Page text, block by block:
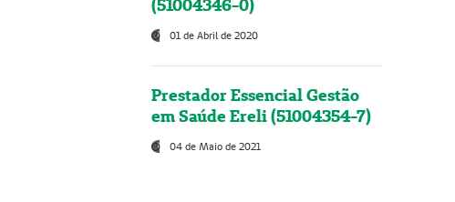
(51004346-0)
01 de Abril de 2020
Prestador Essencial Gestão
em Saúde Ereli (51004354-7)
04 de Maio de 2021